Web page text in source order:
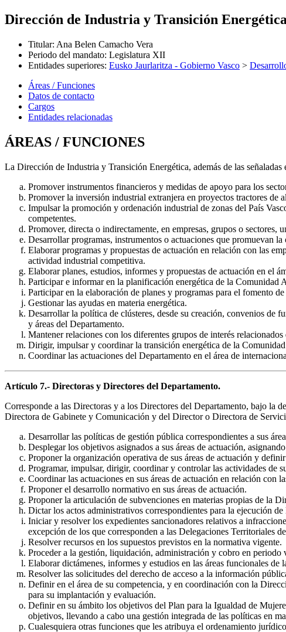
Dirección de Industria y Transición Energética
Titular: Ana Belen Camacho Vera
Periodo del mandato: Legislatura XII
Entidades superiores: Eusko Jaurlaritza - Gobierno Vasco >
Áreas / Funciones
Datos de contacto
Cargos
Entidades relacionadas
ÁREAS / FUNCIONES
La Dirección de Industria y Transición Energética, además de las señaladas
Promover instrumentos financieros y medidas de apoyo para los
Promover la inversión industrial extranjera en proyectos tractores de
Impulsar la promoción y ordenación industrial de zonas del País
competentes.
Promover, directa o indirectamente, en empresas, grupos o
Desarrollar programas, instrumentos o actuaciones que promuevan
Elaborar programas y propuestas de actuación en relación con las
actividad industrial competitiva.
Elaborar planes, estudios, informes y propuestas de actuación en el
Participar e informar en la planificación energética de la Comunidad
Participar en la elaboración de planes y programas para el fomento
Gestionar las ayudas en materia energética.
Desarrollar la política de clústeres, desde su creación, convenios de
y áreas del Departamento.
Mantener relaciones con los diferentes grupos de interés
Dirigir, impulsar y coordinar la transición energética de la
Coordinar las actuaciones del Departamento en el área de
Artículo 7.- Directoras y Directores del Departamento.
Corresponde a las Directoras y a los Directores del Departamento, bajo la
Directora de Gabinete y Comunicación y del Director o Directora de
Desarrollar las políticas de gestión pública correspondientes a sus
Desplegar los objetivos asignados a sus áreas de actuación,
Proponer la organización operativa de sus áreas de actuación y
Programar, impulsar, dirigir, coordinar y controlar las actividades de
Coordinar las actuaciones en sus áreas de actuación en relación con
Proponer el desarrollo normativo en sus áreas de actuación.
Proponer la articulación de subvenciones en materias propias de la
Dictar los actos administrativos correspondientes para la ejecución
Iniciar y resolver los expedientes sancionadores relativos a
excepción de los que corresponden a las Delegaciones Territoriales
Resolver recursos en los supuestos previstos en la normativa vigente.
Proceder a la gestión, liquidación, administración y cobro en periodo
Elaborar dictámenes, informes y estudios en las áreas funcionales de
Resolver las solicitudes del derecho de acceso a la información
Definir en el área de su competencia, y en coordinación con la
para su implantación y evaluación.
Definir en su ámbito los objetivos del Plan para la Igualdad de
objetivos, llevando a cabo una gestión integrada de las políticas en
Cualesquiera otras funciones que les atribuya el ordenamiento